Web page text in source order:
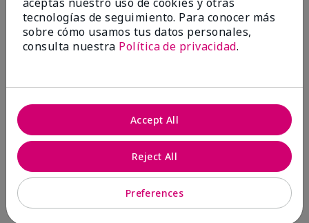
4.0
70% de los encuestados recomendaría a un amigo.
5 estrellas
12
tecnologías de seguimiento. Para conocer más
sobre cómo usamos tus datos personales,
consulta nuestra Política de privacidad.
Preferences
Reject All
Accept All